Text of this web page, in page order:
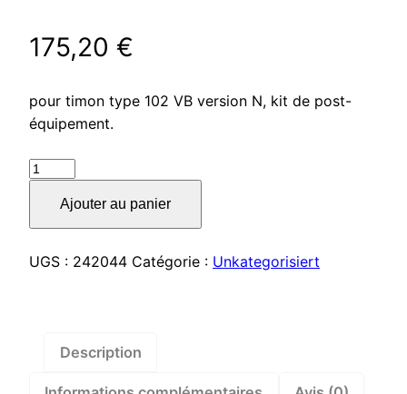
175,20 €
pour timon type 102 VB version N, kit de post-
équipement.
quantité
Frein
parc
Ajouter au panier
UGS : 242044 Catégorie : Unkategorisiert
Description